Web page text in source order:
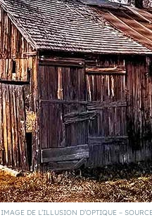
IMAGE DE L’ILLUSION D’OPTIQUE –